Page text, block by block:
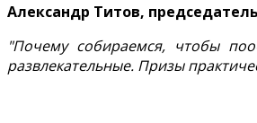
Александр Титов,
"Почему собираемся, чтобы
развлекательные. Призы